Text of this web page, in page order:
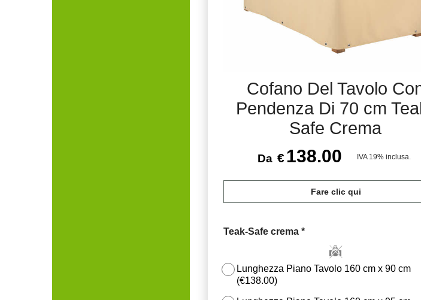
Cofano Del Tavolo
Pendenza Di 70 cm
Safe Crema
Da €138.00 IVA 19% inclusa.
Fare clic qui
Teak-Safe crema *
Lunghezza Piano Tavolo 160 cm x 90 cm
(€138.00)